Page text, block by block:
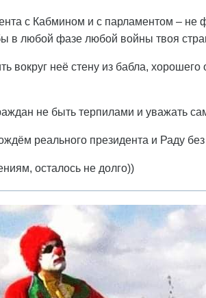
с Кабмином и с парламентом – не
в любой фазе любой войны твоя
вокруг неё стену из бабла,
не быть терпилами и уважать
реального президента и Раду
осталось не долго))